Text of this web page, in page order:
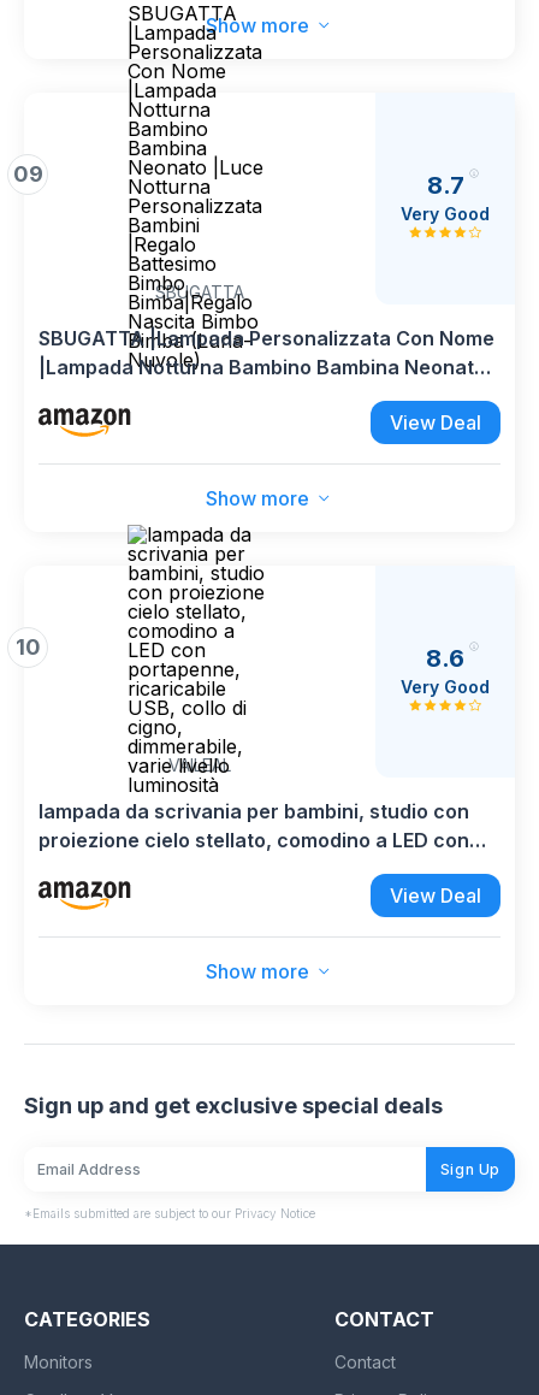
Show more
09
SBUGATTA
|Lampada
Personalizzata
Con Nome
|Lampada
Notturna
Bambino
Bambina
Neonato |Luce
Notturna
Personalizzata
Bambini
|Regalo
Battesimo
Bimbo
Bimba|Regalo
Nascita Bimbo
Bimba (Luna-
Nuvole)
SBUGATTA
8.7
Very Good
SBUGATTA |Lampada Personalizzata Con Nome
|Lampada Notturna Bambino Bambina Neonato
|Luce Notturna Personalizzata Bambini |Regalo
Battesimo Bimbo Bimba|Regalo Nascita Bimbo
View Deal
Show more
10
VAILEAL
8.6
Very Good
lampada da scrivania per bambini, studio con
proiezione cielo stellato, comodino a LED con
portapenne, ricaricabile USB, collo di cigno,
dimmerabile, varie livello luminosità
View Deal
Show more
Sign up and get exclusive special deals
Sign Up
*Emails submitted are subject to our Privacy Notice
CATEGORIES
Monitors
CONTACT
Contact